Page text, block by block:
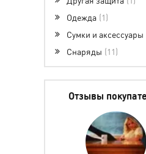
Одежда 1
Сумки и аксессуары
Снаряды 11
Отзывы